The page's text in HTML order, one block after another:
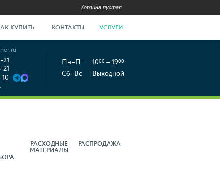
Корзина пустая
КУПИТЬ КОНТАКТЫ УСЛУГИ
21
21
10
Пн–Пт 1000 — 1900
Сб–Вс Выходной
РАСХОДНЫЕ
МАТЕРИАЛЫ
РАСПРОДАЖА